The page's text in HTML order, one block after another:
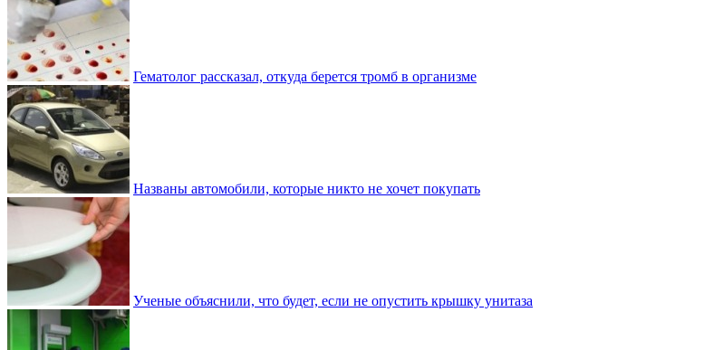
Гематолог рассказал, откуда берется тромб в организме
Названы автомобили, которые никто не хочет покупать
Ученые объяснили, что будет, если не опустить крышку унитаза